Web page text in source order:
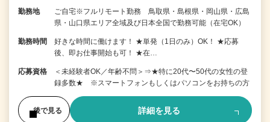
勤務地
ご自宅※フルリモート勤務 鳥取県・島根県・岡山県・広島
県・山口県エリア全域及び日本全国で勤務可能（在宅OK）
勤務時間
好きな時間に働けます！ ★単発（1日のみ）OK！ ★応募
後、即お仕事開始も可！ ★在…
応募資格
＜未経験者OK／年齢不問＞⇒★特に20代〜50代の女性の登
録多数★ ※スマートフォンもしくはパソコンをお持ちの方
後で見る 詳細を見る